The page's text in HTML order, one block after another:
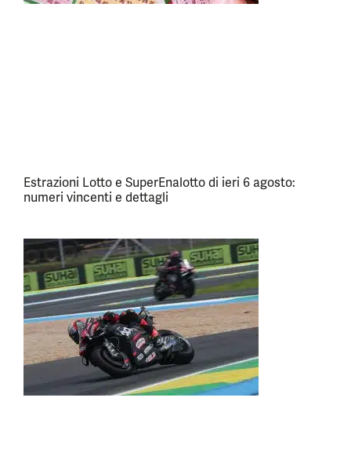
Estrazioni Lotto e SuperEnalotto di ieri 6 agosto:
numeri vincenti e dettagli